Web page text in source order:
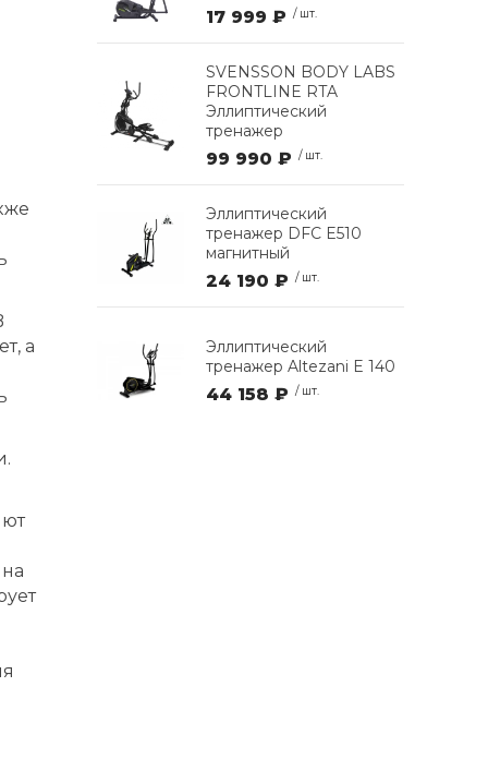
а
17 999 ₽ / шт.
SVENSSON BODY LABS
FRONTLINE RTA
Эллиптический
тренажер
99 990 ₽ / шт.
Эллиптический
тренажер DFC E510
магнитный
24 190 ₽ / шт.
Эллиптический
тренажер Altezani E 140
44 158 ₽ / шт.